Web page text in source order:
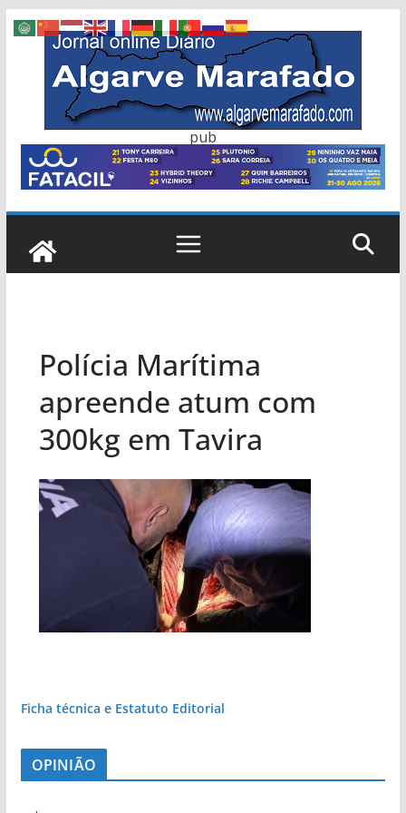
Skip
content
pub
Polícia Marítima
apreende atum com
300kg em Tavira
Ficha técnica e Estatuto Editorial
OPINIÃO